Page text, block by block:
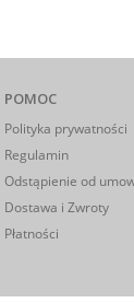
POMOC
Polityka prywatności
Regulamin
Odstąpienie od
Dostawa i Zwroty
Płatności